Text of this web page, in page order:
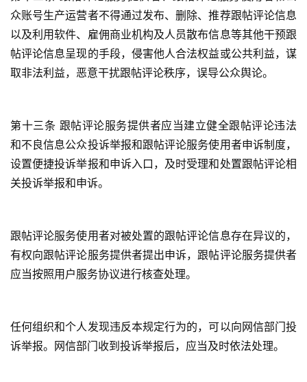
策
法
规
声
明
众账号生产运营者不得通过发布、删除、推荐跟帖评论信息
以及利用软件、雇佣商业机构及人员散布信息等其他干预跟
帖评论信息呈现的手段，侵害他人合法权益或公共利益，谋
取非法利益，恶意干扰跟帖评论秩序，误导公众舆论。
第十三条 跟帖评论服务提供者应当建立健全跟帖评论违法
和不良信息公众投诉举报和跟帖评论服务使用者申诉制度，
设置便捷投诉举报和申诉入口，及时受理和处置跟帖评论相
关投诉举报和申诉。
跟帖评论服务使用者对被处置的跟帖评论信息存在异议的，
有权向跟帖评论服务提供者提出申诉，跟帖评论服务提供者
应当按照用户服务协议进行核查处理。
任何组织和个人发现违反本规定行为的，可以向网信部门投
诉举报。网信部门收到投诉举报后，应当及时依法处理。